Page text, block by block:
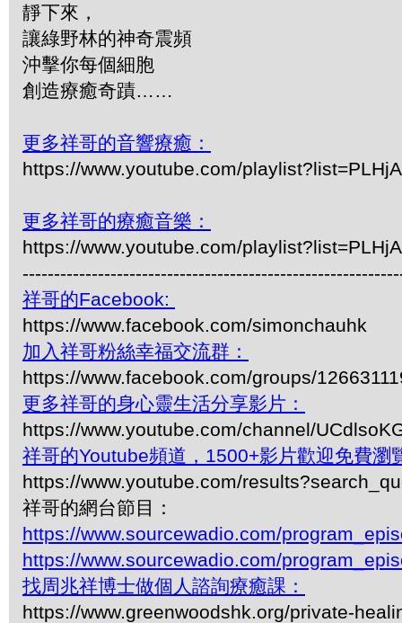
靜下來，
讓綠野林的神奇震頻
沖擊你每個細胞
創造療癒奇蹟……
更多祥哥的音響療癒：
https://www.youtube.com/
更多祥哥的療癒音樂：
https://www.youtube.com/
祥哥的Facebook:
https://www.facebook.com/simonchauhk
加入祥哥粉絲幸福交流群：
https://www.facebook.com/groups/
更多祥哥的身心靈生活分享影片：
https://www.youtube.com/channel/
祥哥的Youtube頻道，1500+影片歡迎免費瀏
https://www.youtube.com/
祥哥的網台節目：
https://www.sourcewadio.com/
https://www.sourcewadio.com/
找周兆祥博士做個人諮詢療癒課：
https://www.greenwoodshk.org/private-